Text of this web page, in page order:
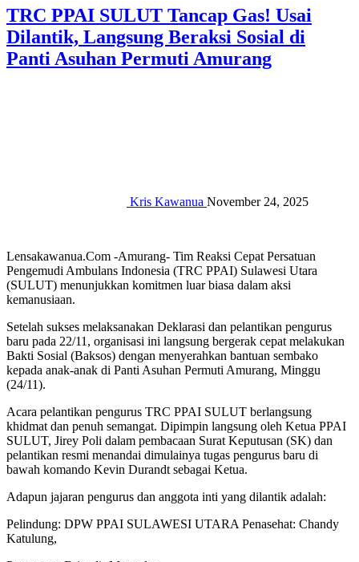
TRC PPAI SULUT Tancap Gas! Usai
Dilantik, Langsung Beraksi Sosial di
Panti Asuhan Permuti Amurang‎‎
Kris Kawanua November 24, 2025
‎‎Lensakawanua.Com -Amurang- Tim Reaksi Cepat Persatuan
Pengemudi Ambulans Indonesia (TRC PPAI) Sulawesi Utara
(SULUT) menunjukkan komitmen luar biasa dalam aksi
kemanusiaan.
‎‎Setelah sukses melaksanakan Deklarasi dan pelantikan pengurus
baru pada 22/11, organisasi ini langsung bergerak cepat melakukan
Bakti Sosial (Baksos) dengan menyerahkan bantuan sembako
kepada anak-anak di Panti Asuhan Permuti Amurang, Minggu
(24/11).‎‎‎
Acara pelantikan pengurus TRC PPAI SULUT berlangsung
khidmat dan penuh semangat. Dipimpin langsung oleh Ketua PPAI
SULUT, Jirey Poli dalam pembacaan Surat Keputusan (SK) dan
pelantikan resmi menandai dimulainya tugas pengurus baru di
bawah komando Kevin Durandt sebagai Ketua.‎‎
Adapun jajaran pengurus dan anggota inti yang dilantik adalah:‎‎
Pelindung: DPW PPAI SULAWESI UTARA ‎‎Penasehat: Chandy
Katulung‎‎,